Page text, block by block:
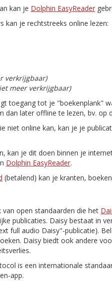
kan je Dolphin EasyReader
kan je rechtstreeks online lezen:
verkrijgbaar)
meer verkrijgbaar)
toegang tot je "boekenplank"
dan later offline te lezen, bv. op
niet online kan, kan je je
kan je dit doen binnen je
Dolphin EasyReader.
(betalend) kan je kranten,
open standaarden die het
publicaties. Daisy bestaat in
full audio Daisy"-publicatie).
Daisy biedt ook andere
is een internationale
app.